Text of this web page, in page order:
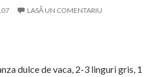
LASĂ UN COMENTARIU
dulce de vaca, 2-3 linguri gris, 1